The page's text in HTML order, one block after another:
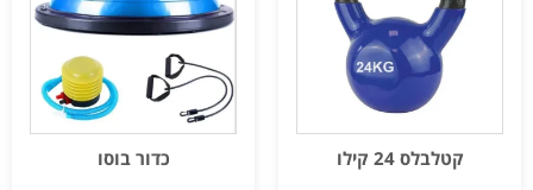
קטלבלס 24 קילו כדור בוסו